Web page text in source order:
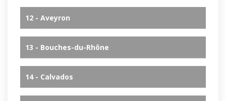
12 - Aveyron
13 - Bouches-du-Rhône
14 - Calvados